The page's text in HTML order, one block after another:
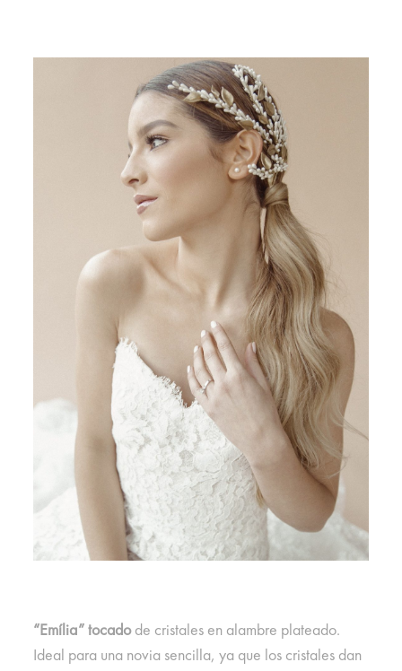
“Emília” tocadode cristales en alambre plateado.
Ideal para una novia sencilla, ya que los cristales dan